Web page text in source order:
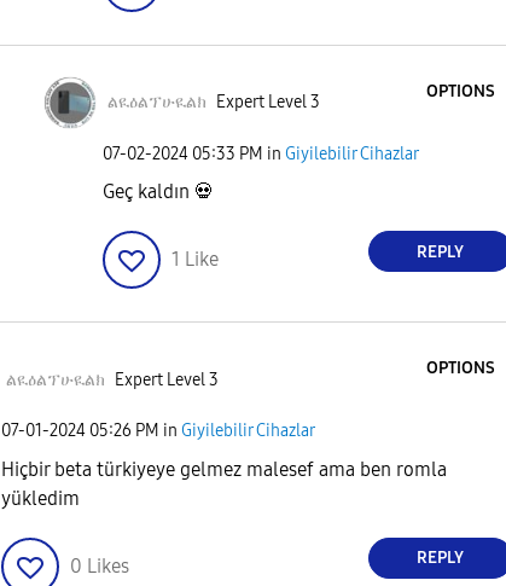
ልዪዕልፕሁዪልክ Expert Level 3
OPTIONS
‎07-02-2024 05:33 PM in Giyilebilir Cihazlar
Geç kaldın 💀
1 Like REPLY
ልዪዕልፕሁዪልክ Expert Level 3
OPTIONS
‎07-01-2024 05:26 PM in Giyilebilir Cihazlar
Hiçbir beta türkiyeye gelmez malesef ama ben romla
yükledim
0 Likes REPLY